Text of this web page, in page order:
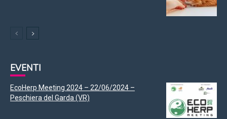
EVENTI
EcoHerp Meeting 2024 – 22/06/2024 –
Peschiera del Garda (VR)